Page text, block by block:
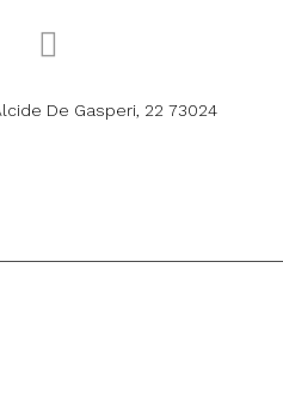
De Gasperi, 22 73024